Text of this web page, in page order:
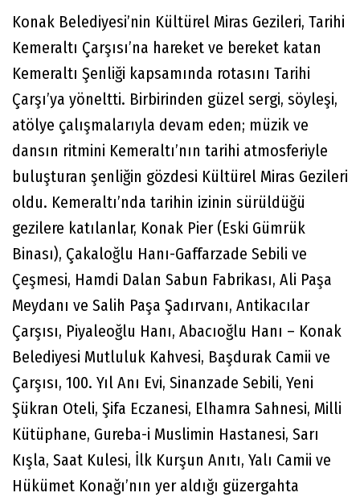
Konak Belediyesi’nin Kültürel Miras Gezileri, Tarihi
Kemeraltı Çarşısı’na hareket ve bereket katan
Kemeraltı Şenliği kapsamında rotasını Tarihi
Çarşı’ya yöneltti. Birbirinden güzel sergi, söyleşi,
atölye çalışmalarıyla devam eden; müzik ve
dansın ritmini Kemeraltı’nın tarihi atmosferiyle
buluşturan şenliğin gözdesi Kültürel Miras Gezileri
oldu. Kemeraltı’nda tarihin izinin sürüldüğü
gezilere katılanlar, Konak Pier (Eski Gümrük
Binası), Çakaloğlu Hanı-Gaffarzade Sebili ve
Çeşmesi, Hamdi Dalan Sabun Fabrikası, Ali Paşa
Meydanı ve Salih Paşa Şadırvanı, Antikacılar
Çarşısı, Piyaleoğlu Hanı, Abacıoğlu Hanı – Konak
Belediyesi Mutluluk Kahvesi, Başdurak Camii ve
Çarşısı, 100. Yıl Anı Evi, Sinanzade Sebili, Yeni
Şükran Oteli, Şifa Eczanesi, Elhamra Sahnesi, Milli
Kütüphane, Gureba-i Muslimin Hastanesi, Sarı
Kışla, Saat Kulesi, İlk Kurşun Anıtı, Yalı Camii ve
Hükümet Konağı’nın yer aldığı güzergahta